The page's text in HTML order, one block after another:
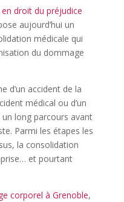
droit du préjudice
aujourd’hui un
médicale qui
du dommage
d’un accident de la
médical ou d’un
long parcours avant
Parmi les étapes les
la consolidation
et pourtant
corporel à Grenoble,